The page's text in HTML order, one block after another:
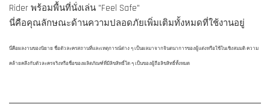
Rider พร้อมพื้นที่นั่งเล่น "Feel Safe"
นี่คือคุณลักษณะด้านความปลอดภัยเพิ่มเติมทั้งหมดที่ใช้งานอยู่
นี่คือผลงานของนิยาย ชื่อตัวละครสถานที่และเหตุการณ์ต่าง ๆ เป็นผลมาจากจินตนาการของผู้แต่งหรือใช้ในเชิงสมมติ ความ
คล้ายคลึงกับตัวละครจริงหรือชื่อของผลิตภัณฑ์ที่มีลิขสิทธิ์ใด ๆ เป็นของผู้ถือลิขสิทธิ์ทั้งหมด